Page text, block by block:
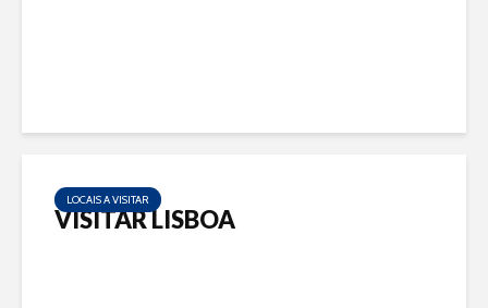
LOCAIS A VISITAR
VISITAR LISBOA